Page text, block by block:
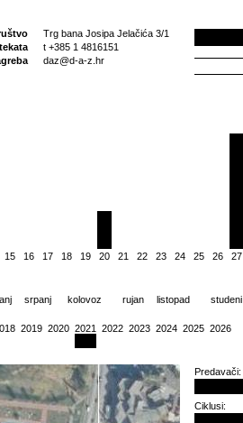
Trg bana Josipa Jelačića 3/1
t +385 1 4816151
daz@d-a-z.hr
15 16 17 18 19 20 21 22 23 24 25 26 27
srpanj kolovoz rujan listopad studeni
2019 2020 2021 2022 2023 2024 2025 2026
Predavači:
Ciklusi: